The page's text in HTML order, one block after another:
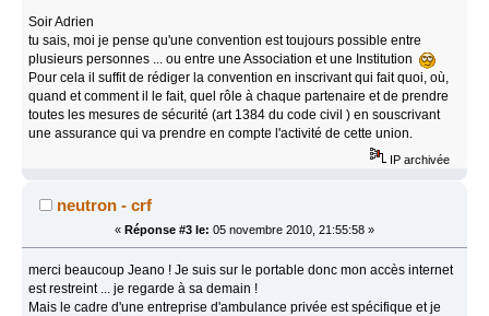
Soir Adrien
tu sais, moi je pense qu'une convention est toujours possible entre
plusieurs personnes ... ou entre une Association et une Institution
Pour cela il suffit de rédiger la convention en inscrivant qui fait quoi, où,
quand et comment il le fait, quel rôle à chaque partenaire et de prendre
toutes les mesures de sécurité (art 1384 du code civil ) en souscrivant
une assurance qui va prendre en compte l'activité de cette union.
IP archivée
neutron - crf
« Réponse #3 le: 05 novembre 2010, 21:55:58 »
merci beaucoup Jeano ! Je suis sur le portable donc mon accès internet
est restreint ... je regarde à sa demain !
Mais le cadre d'une entreprise d'ambulance privée est spécifique et je